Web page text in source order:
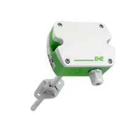
kanaalmodellen
(leverbaar tot
eind september